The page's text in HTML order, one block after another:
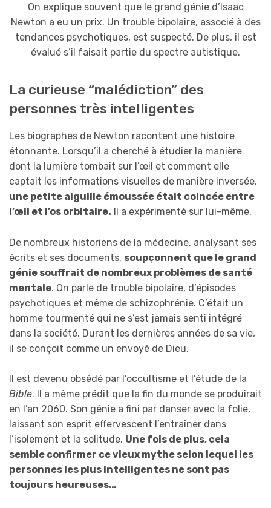
On explique souvent que le grand génie d’Isaac
Newton a eu un prix. Un trouble bipolaire, associé à des
tendances psychotiques, est suspecté. De plus, il est
évalué s’il faisait partie du spectre autistique.
La curieuse “malédiction” des
personnes très intelligentes
Les biographes de Newton racontent une histoire
étonnante. Lorsqu’il a cherché à étudier la manière
dont la lumière tombait sur l’œil et comment elle
captait les informations visuelles de manière inversée,
une petite aiguille émoussée était coincée entre
l’œil et l’os orbitaire. Il a expérimenté sur lui-même.
De nombreux historiens de la médecine, analysant ses
écrits et ses documents, soupçonnent que le grand
génie souffrait de nombreux problèmes de santé
mentale. On parle de trouble bipolaire, d’épisodes
psychotiques et même de schizophrénie. C’était un
homme tourmenté qui ne s’est jamais senti intégré
dans la société. Durant les dernières années de sa vie,
il se conçoit comme un envoyé de Dieu.
Il est devenu obsédé par l’occultisme et l’étude de la
Bible. Il a même prédit que la fin du monde se produirait
en l’an 2060. Son génie a fini par danser avec la folie,
laissant son esprit effervescent l’entraîner dans
l’isolement et la solitude. Une fois de plus, cela
semble confirmer ce vieux mythe selon lequel les
personnes les plus intelligentes ne sont pas
toujours heureuses…